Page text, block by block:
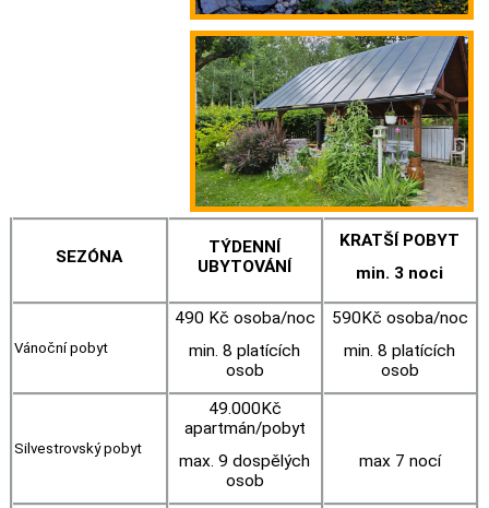
SEZÓNA
TÝDENNÍ
UBYTOVÁNÍ
KRATŠÍ POBYT
min. 3 noci
Vánoční pobyt
490 Kč osoba/noc
min. 8 platících
osob
590Kč osoba/noc
min. 8 platících
osob
Silvestrovský pobyt
49.000Kč
apartmán/pobyt
max. 9 dospělých
osob
max 7 nocí